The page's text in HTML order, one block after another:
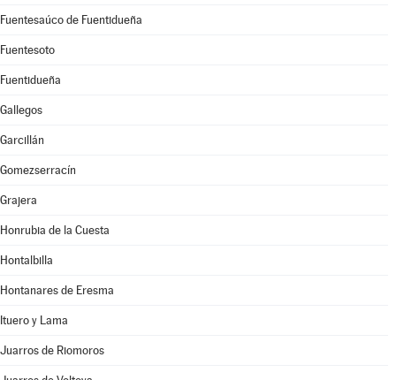
Fuentesaúco de Fuentidueña
Fuentesoto
Fuentidueña
Gallegos
Garcillán
Gomezserracín
Grajera
Honrubia de la Cuesta
Hontalbilla
Hontanares de Eresma
Ituero y Lama
Juarros de Riomoros